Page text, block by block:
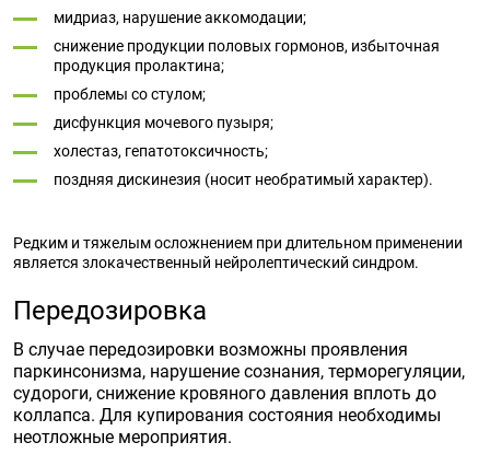
мидриаз, нарушение аккомодации;
снижение продукции половых гормонов, избыточная
продукция пролактина;
проблемы со стулом;
дисфункция мочевого пузыря;
холестаз, гепатотоксичность;
поздняя дискинезия (носит необратимый характер).
Редким и тяжелым осложнением при длительном применении
является злокачественный нейролептический синдром.
Передозировка
В случае передозировки возможны проявления
паркинсонизма, нарушение сознания, терморегуляции,
судороги, снижение кровяного давления вплоть до
коллапса. Для купирования состояния необходимы
неотложные мероприятия.